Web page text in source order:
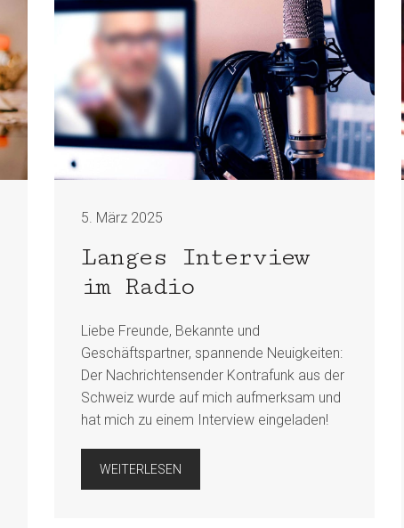
5. März 2025
Langes Interview
im Radio
Liebe Freunde, Bekannte und
Geschäftspartner, spannende Neuigkeiten:
Der Nachrichtensender Kontrafunk aus der
Schweiz wurde auf mich aufmerksam und
hat mich zu einem Interview eingeladen!
WEITERLESEN